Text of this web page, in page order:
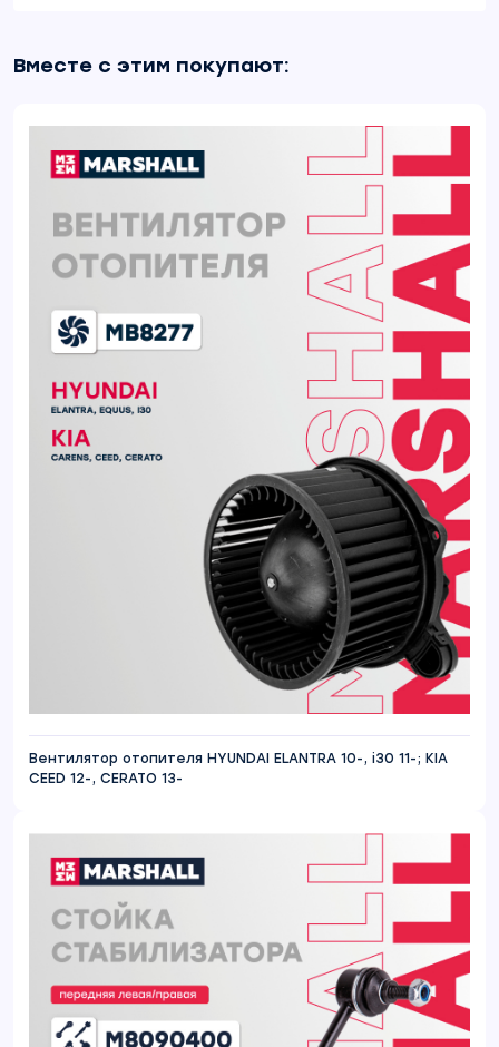
Вместе с этим покупают:
Вентилятор отопителя HYUNDAI ELANTRA 10-, i30 11-; KIA
CEED 12-, CERATO 13-